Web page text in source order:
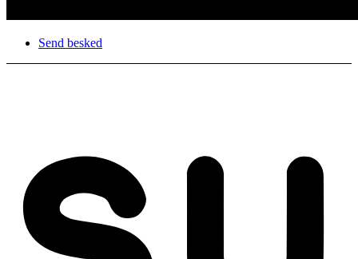
Send besked